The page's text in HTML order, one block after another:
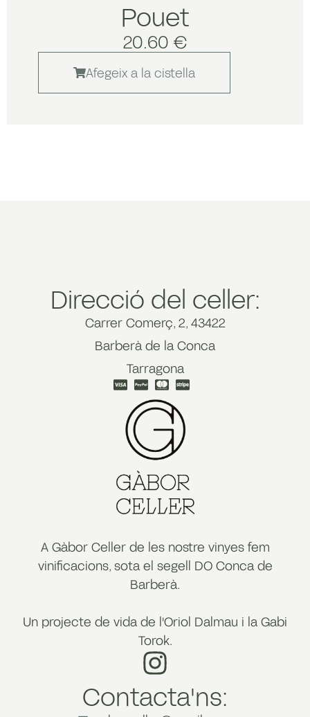
Pouet
20.60 €
Afegeix a la cistella
Direcció del celler:
Carrer Comerç, 2, 43422
Barberà de la Conca
Tarragona
A Gàbor Celler de les nostre vinyes fem
vinificacions, sota el segell DO Conca de
Barberà.
Un projecte de vida de l'Oriol Dalmau i la Gabi
Torok.
Contacta'ns: